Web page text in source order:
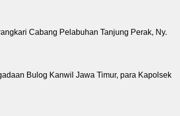
Cabang Pelabuhan Tanjung Perak, Ny.
Bulog Kanwil Jawa Timur, para Kapolsek